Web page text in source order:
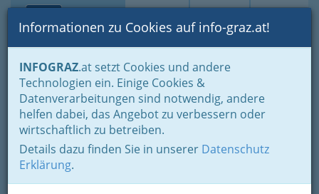
Suche Login Toggle
Informationen zu Cookies auf info-graz.at!
INFOGRAZ.at setzt Cookies und andere
Technologien ein. Einige Cookies &
Datenverarbeitungen sind notwendig, andere
helfen dabei, das Angebot zu verbessern oder
wirtschaftlich zu betreiben.
Details dazu finden Sie in unserer Datenschutz
Erklärung.
Home Mein IG
Spass, Fitness und Eleganz
zu wunderschöner Musik
Wie jede andere Tanzsportart auch, hat der
Orientalische Tanz seine